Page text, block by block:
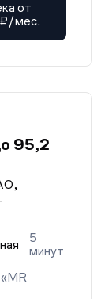
от
мес.
95,2
5
минут